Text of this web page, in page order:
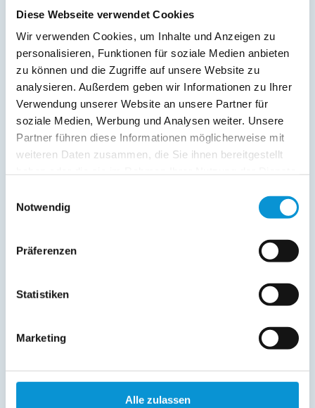
Diese Webseite verwendet Cookies
Wir verwenden Cookies, um Inhalte und Anzeigen zu
personalisieren, Funktionen für soziale Medien anbieten
zu können und die Zugriffe auf unsere Website zu
analysieren. Außerdem geben wir Informationen zu Ihrer
Verwendung unserer Website an unsere Partner für
soziale Medien, Werbung und Analysen weiter. Unsere
Partner führen diese Informationen möglicherweise mit
weiteren Daten zusammen, die Sie ihnen bereitgestellt
Notwendig
Präferenzen
Statistiken
Marketing
Alle zulassen
Geschirrtücher inkl.
Handtücher inkl.
Verpflegung:
Beschreibung
Wir bieten Ihnen eine wunderschöne, individuell
Die Terrasse zur Südseite lädt zum Entspannen und Erholen
1. Nacht inkl. End­